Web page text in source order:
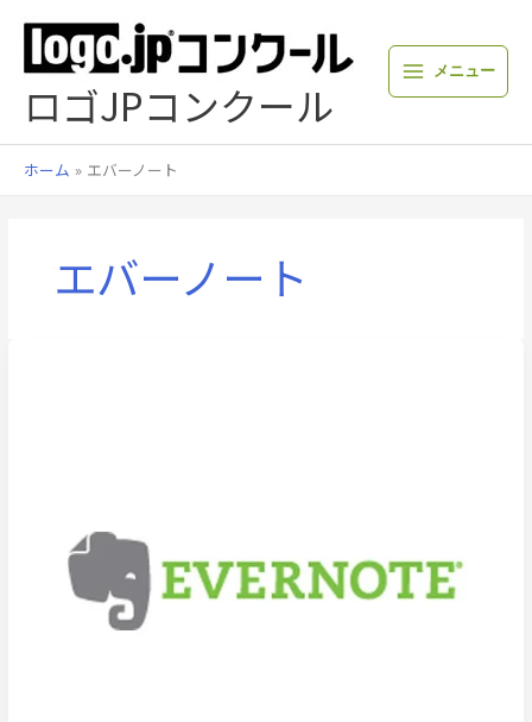
プ
ロゴJPコンクール
メニュー
ホーム エバーノート
エバーノート